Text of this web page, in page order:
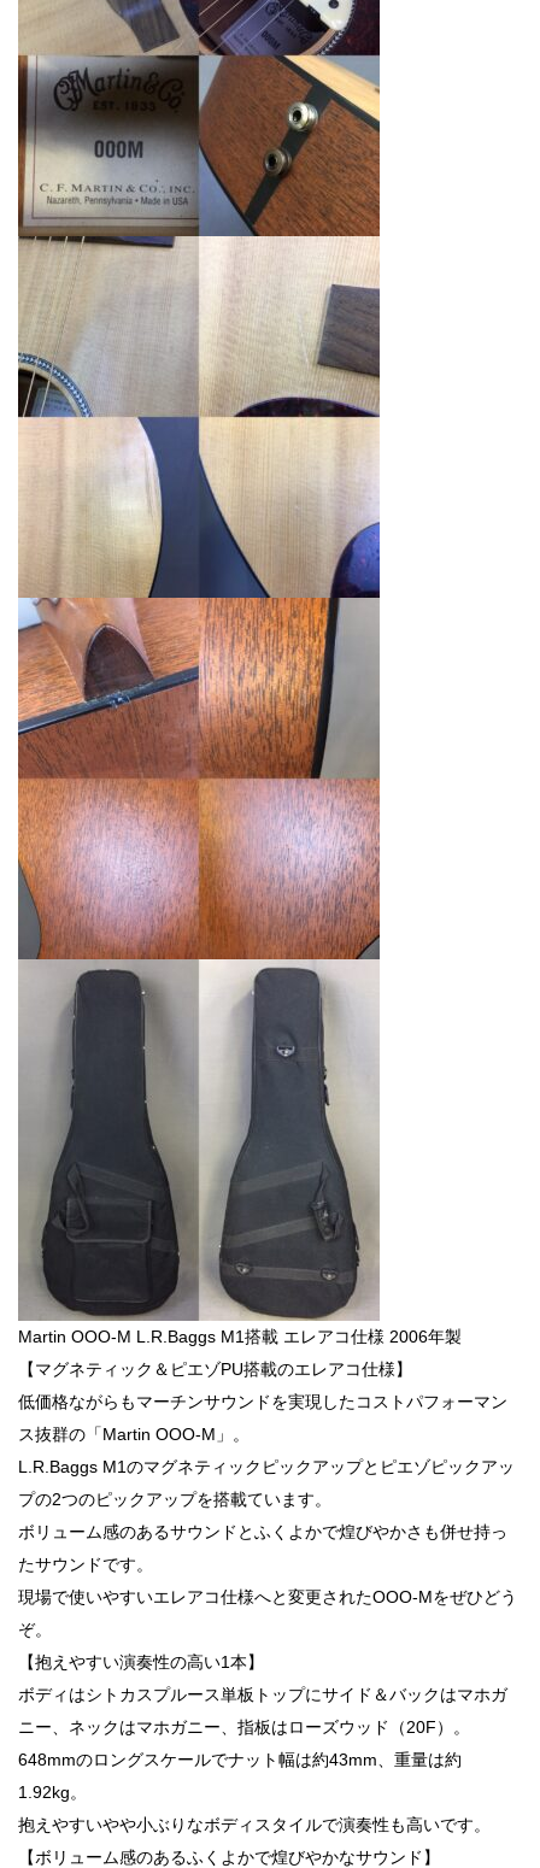
Martin OOO-M L.R.Baggs M1搭載 エレアコ仕様 2006年製
【マグネティック＆ピエゾPU搭載のエレアコ仕様】
低価格ながらもマーチンサウンドを実現したコストパフォーマン
ス抜群の「Martin OOO-M」。
L.R.Baggs M1のマグネティックピックアップとピエゾピックアッ
プの2つのピックアップを搭載ています。
ボリューム感のあるサウンドとふくよかで煌びやかさも併せ持っ
たサウンドです。
現場で使いやすいエレアコ仕様へと変更されたOOO-Mをぜひどう
ぞ。
【抱えやすい演奏性の高い1本】
ボディはシトカスプルース単板トップにサイド＆バックはマホガ
ニー、ネックはマホガニー、指板はローズウッド（20F）。
648mmのロングスケールでナット幅は約43mm、重量は約
1.92kg。
抱えやすいやや小ぶりなボディスタイルで演奏性も高いです。
【ボリューム感のあるふくよかで煌びやかなサウンド】